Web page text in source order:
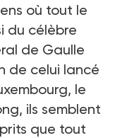
où tout le
du célèbre
de Gaulle
de celui lancé
le
ils semblent
que tout